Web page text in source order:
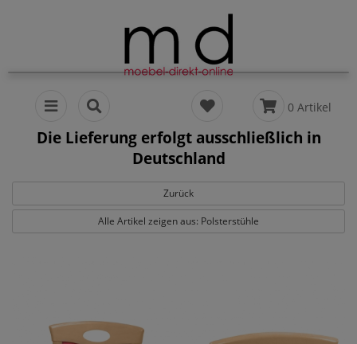
0 Artikel
Die Lieferung erfolgt ausschließlich in
Deutschland
Zurück
Alle Artikel zeigen aus: Polsterstühle